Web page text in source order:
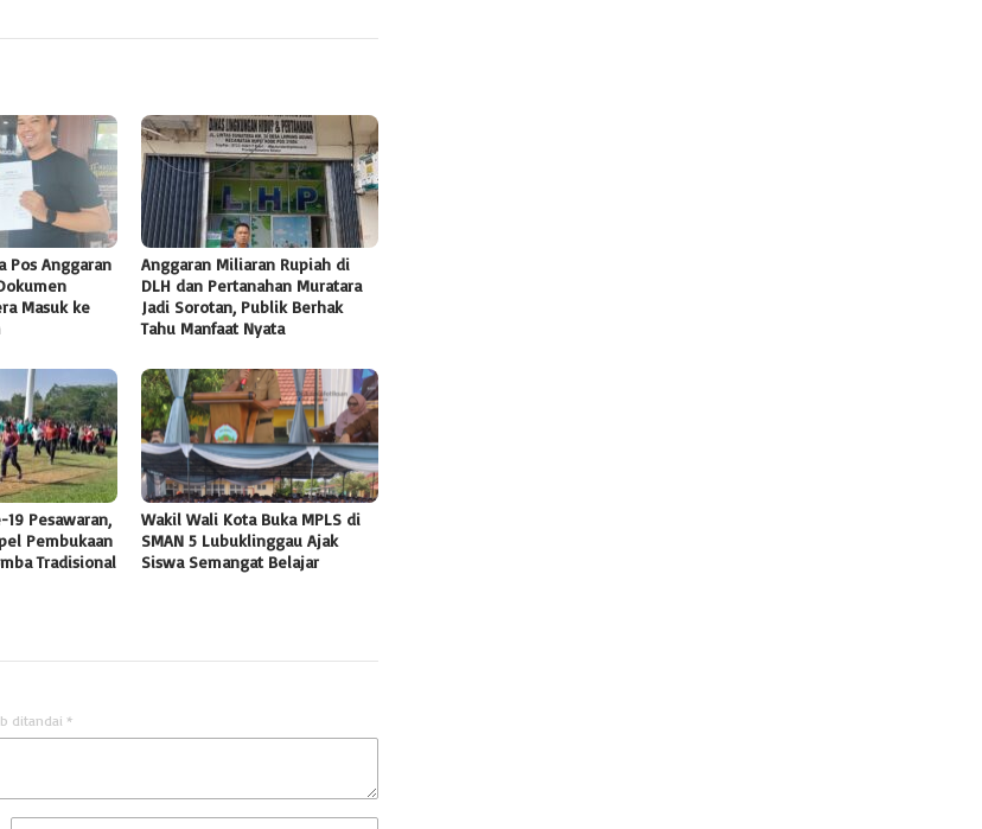
Pos Anggaran
Masuk ke
Anggaran Miliaran Rupiah di
DLH dan Pertanahan Muratara
Jadi Sorotan, Publik Berhak
Tahu Manfaat Nyata
19 Pesawaran,
Pembukaan
Tradisional
Wakil Wali Kota Buka MPLS di
SMAN 5 Lubuklinggau Ajak
Siswa Semangat Belajar
ditandai *